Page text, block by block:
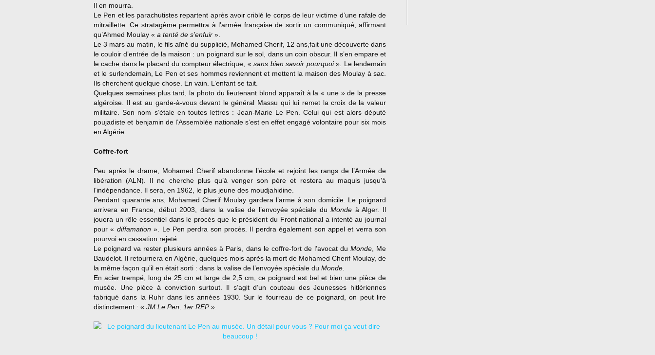
Il en mourra.
Le Pen et les parachutistes repartent après avoir criblé le corps de leur victime d’une rafale de
mitraillette. Ce stratagème permettra à l’armée française de sortir un communiqué, affirmant
qu’Ahmed Moulay « a tenté de s’enfuir ».
Le 3 mars au matin, le fils aîné du supplicié, Mohamed Cherif, 12 ans,fait une découverte dans
le couloir d’entrée de la maison : un poignard sur le sol, dans un coin obscur. Il s’en empare et
le cache dans le placard du compteur électrique, «sans bien savoir pourquoi». Le lendemain
et le surlendemain, Le Pen et ses hommes reviennent et mettent la maison des Moulay à sac.
Ils cherchent quelque chose. En vain. L’enfant se tait.
Quelques semaines plus tard, la photo du lieutenant blond apparaît à la « une » de la presse
algéroise. Il est au garde-à-vous devant le général Massu qui lui remet la croix de la valeur
militaire. Son nom s’étale en toutes lettres : Jean-Marie Le Pen. Celui qui est alors député
poujadiste et benjamin de l’Assemblée nationale s’est en effet engagé volontaire pour six mois
en Algérie.
Coffre-fort
Peu après le drame, Mohamed Cherif abandonne l’école et rejoint les rangs de l’Armée de
libération (ALN). Il ne cherche plus qu’à venger son père et restera au maquis jusqu’à
l’indépendance. Il sera, en 1962, le plus jeune des moudjahidine.
Pendant quarante ans, Mohamed Cherif Moulay gardera l’arme à son domicile. Le poignard
arrivera en France, début 2003, dans la valise de l’envoyée spéciale duMonde à Alger. Il
jouera un rôle essentiel dans le procès que le président du Front national a intenté au journal
pour « diffamation ». Le Pen perdra son procès. Il perdra également son appel et verra son
pourvoi en cassation rejeté.
Le poignard va rester plusieurs années à Paris, dans le coffre-fort de l’avocat du Monde, Me
Baudelot. Il retournera en Algérie, quelques mois après la mort de Mohamed Cherif Moulay, de
la même façon qu’il en était sorti : dans la valise de l’envoyée spéciale du Monde
En acier trempé, long de 25 cm et large de 2,5 cm, ce poignard est bel et bien une pièce de
musée. Une pièce à conviction surtout. Il s’agit d’un couteau des Jeunesses hitlériennes
fabriqué dans la Ruhr dans les années 1930. Sur le fourreau de ce poignard, on peut lire
distinctement : « JM Le Pen, 1er REP».